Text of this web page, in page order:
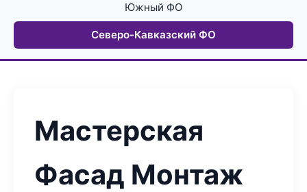
Южный ФО
Северо-Кавказский ФО
Мастерская
Фасад Монтаж